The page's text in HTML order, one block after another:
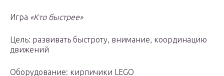
Игра «Кто быстрее»
Цель: развивать быстроту, внимание, координацию
движений
Оборудование: кирпичики LEGO